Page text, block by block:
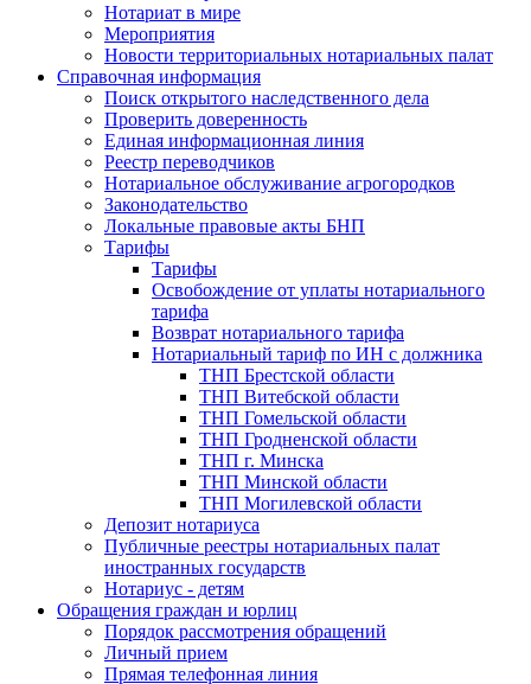
Нотариат в мире
Мероприятия
Новости территориальных нотариальных палат
Справочная информация
Поиск открытого наследственного дела
Проверить доверенность
Единая информационная линия
Реестр переводчиков
Нотариальное обслуживание агрогородков
Законодательство
Локальные правовые акты БНП
Тарифы
Тарифы
Освобождение от уплаты нотариального
тарифа
Возврат нотариального тарифа
Нотариальный тариф по ИН с должника
ТНП Брестской области
ТНП Витебской области
ТНП Гомельской области
ТНП Гродненской области
ТНП г. Минска
ТНП Минской области
ТНП Могилевской области
Депозит нотариуса
Публичные реестры нотариальных палат
иностранных государств
Нотариус - детям
Обращения граждан и юрлиц
Порядок рассмотрения обращений
Личный прием
Прямая телефонная линия